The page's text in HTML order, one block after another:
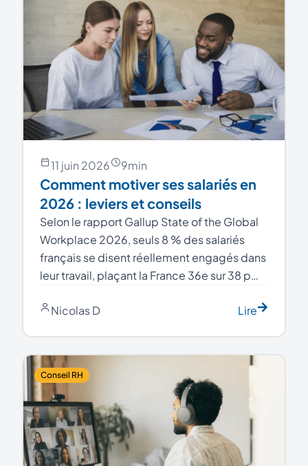
11 juin 2026 9min
Comment motiver ses salariés en
2026 : leviers et conseils
Selon le rapport Gallup State of the Global
Workplace 2026, seuls 8 % des salariés
français se disent réellement engagés dans
leur travail, plaçant la France 36e sur 38 p…
Nicolas D Lire
Conseil RH